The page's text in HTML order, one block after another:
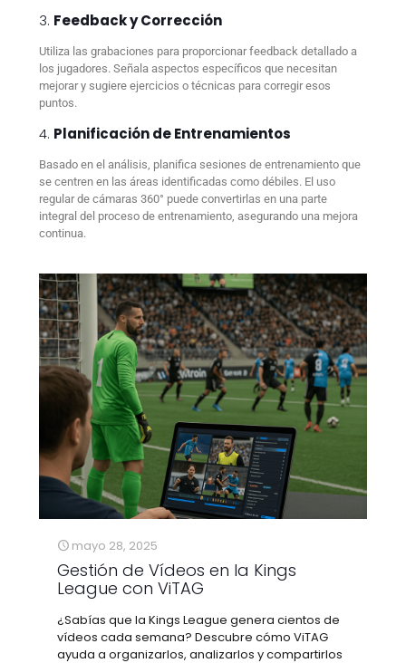
3. Feedback y Corrección
Utiliza las grabaciones para proporcionar feedback detallado a
los jugadores. Señala aspectos específicos que necesitan
mejorar y sugiere ejercicios o técnicas para corregir esos
puntos.
4. Planificación de Entrenamientos
Basado en el análisis, planifica sesiones de entrenamiento que
se centren en las áreas identificadas como débiles. El uso
regular de cámaras 360° puede convertirlas en una parte
integral del proceso de entrenamiento, asegurando una mejora
continua.
mayo 28, 2025
Gestión de Vídeos en la Kings
League con ViTAG
¿Sabías que la Kings League genera cientos de
vídeos cada semana? Descubre cómo ViTAG
ayuda a organizarlos, analizarlos y compartirlos